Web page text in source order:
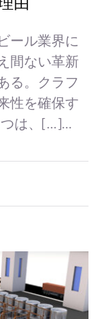
ール業界に
間ない革新
る。クラフ
性を確保す
は、[...]...